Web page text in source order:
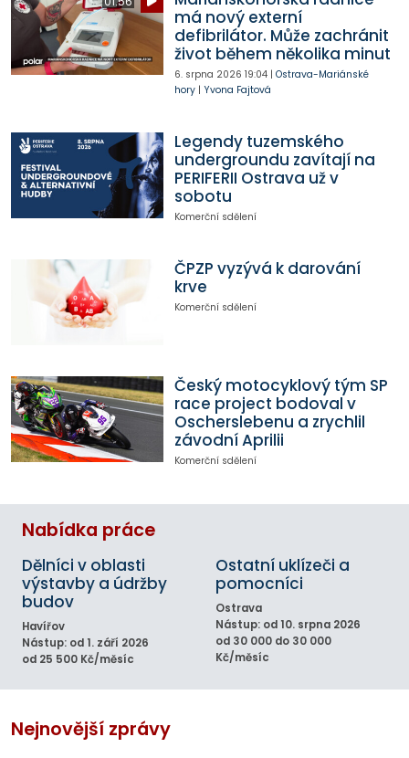
má nový externí
defibrilátor. Může zachránit
život během několika minut
6. srpna 2026 19:04| Ostrava-Mariánské
hory| Yvona Fajtová
Legendy tuzemského
undergroundu zavítají na
PERIFERII Ostrava už v
sobotu
Komerční sdělení
ČPZP vyzývá k darování
krve
Komerční sdělení
Český motocyklový tým SP
race project bodoval v
Oscherslebenu a zrychlil
závodní Aprilii
Komerční sdělení
Nabídka práce
Dělníci v oblasti
výstavby a údržby
budov
Havířov
Nástup: od 1. září 2026
od 25 500 Kč/měsíc
Ostatní uklízeči a
pomocníci
Ostrava
Nástup: od 10. srpna 2026
od 30 000 do 30 000
Kč/měsíc
Nejnovější zprávy